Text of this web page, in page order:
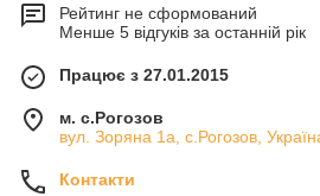
Рейтинг не сформований
Менше 5 відгуків за останній рік
Працює з 27.01.2015
м. с.Рогозов
вул. Зоряна 1а, с.Рогозов,
Контакти